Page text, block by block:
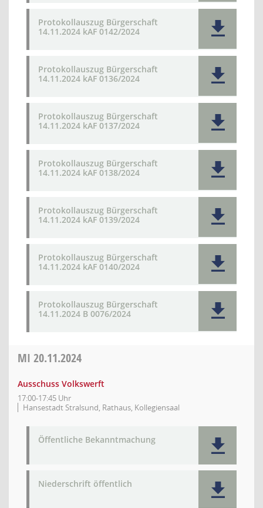
Protokollauszug Bürgerschaft
14.11.2024 kAF 0142/2024
Protokollauszug Bürgerschaft
14.11.2024 kAF 0136/2024
Protokollauszug Bürgerschaft
14.11.2024 kAF 0137/2024
Protokollauszug Bürgerschaft
14.11.2024 kAF 0138/2024
Protokollauszug Bürgerschaft
14.11.2024 kAF 0139/2024
Protokollauszug Bürgerschaft
14.11.2024 kAF 0140/2024
Protokollauszug Bürgerschaft
14.11.2024 B 0076/2024
MI 20.11.2024
Ausschuss Volkswerft
17:00-17:45 Uhr
Hansestadt Stralsund, Rathaus, Kollegiensaal
Öffentliche Bekanntmachung
Niederschrift öffentlich